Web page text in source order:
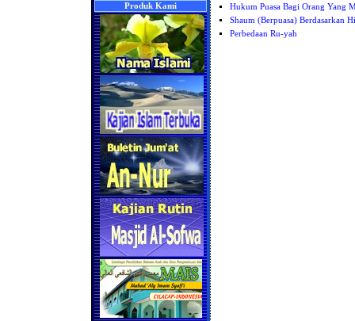
Produk Kami
Hukum Puasa Bagi Orang Yang
Shaum (Berpuasa) Berdasarkan
Perbedaan Ru-yah